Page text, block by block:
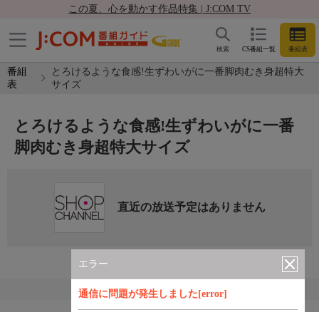
この夏、心を動かす作品特集 | J:COM TV
CS番組一覧 番組表
検索
番組
表
とろけるような食感!生ずわいがに一番脚肉むき身超特大
サイズ
エラー
通信に問題が発生しました[error]
とろけるような食感!生ずわいがに一番
脚肉むき身超特大サイズ
直近の放送予定はありません